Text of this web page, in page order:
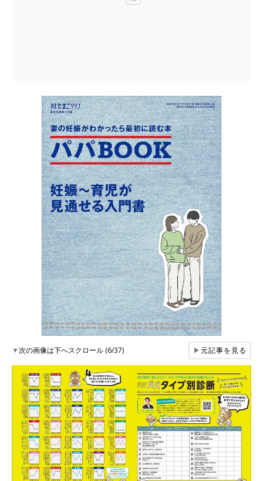
▼次の画像は下へスクロール (6/37) ▶元記事を見る